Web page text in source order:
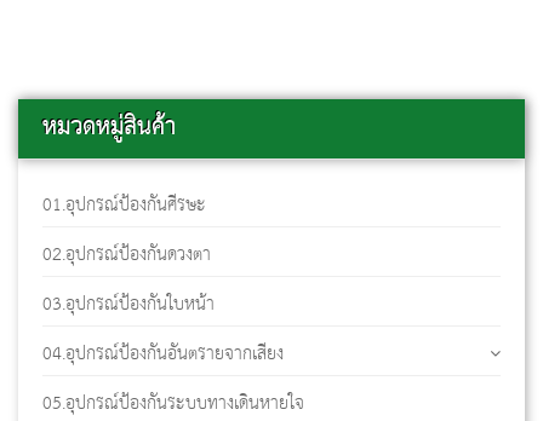
หมวดหมู่สินค้า
01.อุปกรณ์ป้องกันศีรษะ
02.อุปกรณ์ป้องกันดวงตา
03.อุปกรณ์ป้องกันใบหน้า
04.อุปกรณ์ป้องกันอันตรายจากเสียง
05.อุปกรณ์ป้องกันระบบทางเดินหายใจ